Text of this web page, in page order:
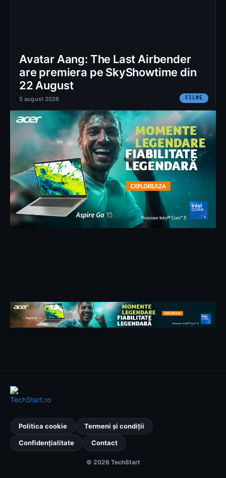
Avatar Aang: The Last Airbender
are premiera pe SkyShowtime din
22 August
FILME
5 august 2026
Politica cookie Termeni și condiții
Confidențialitate Contact
© 2026 TechStart